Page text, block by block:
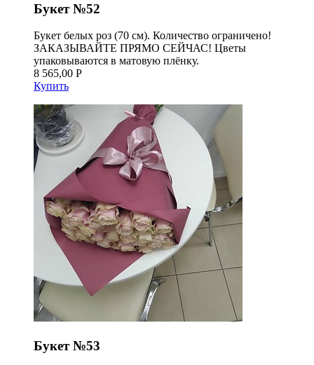
Букет №52
Букет белых роз (70 см). Количество ограничено!
ЗАКАЗЫВАЙТЕ ПРЯМО СЕЙЧАС! Цветы
упаковываются в матовую плёнку.
8 565,00 Р
Купить
Букет №53